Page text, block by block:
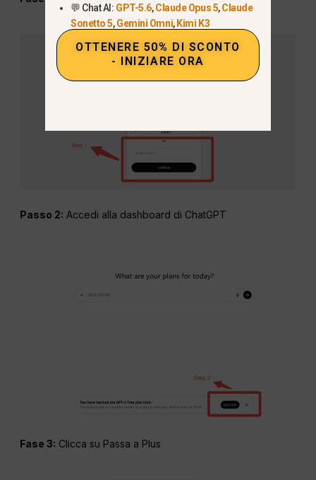
Passo 2: Accedi alla dashboard di ChatGPT
Fase 3: Clicca su Passa a Plus
💬 Chat AI: GPT-5.6,Claude Opus 5,Claude
Sonetto 5,Gemini Omni, Kimi K3
OTTENERE 50% DI SCONTO
- INIZIARE ORA